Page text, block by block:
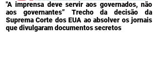
"A imprensa deve servir aos governados, não
aos governantes” Trecho da decisão da
Suprema Corte dos EUA ao absolver os jornais
que divulgaram documentos secretos